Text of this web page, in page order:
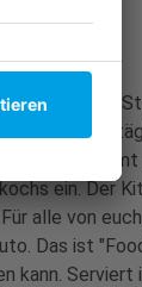
im Radio.
er uns
Nelson
ein. Der
alle von
Das ist
kann. Serviert